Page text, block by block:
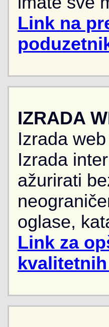
Link na
IZRADA
Izrada
Izrada
ažurirati
oglase,
Link za